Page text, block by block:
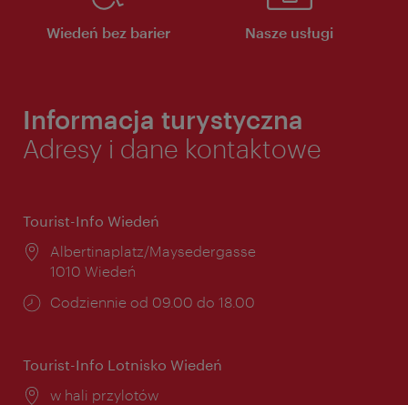
Wiedeń bez barier Nasze usługi
Informacja turystyczna
Adresy i dane kontaktowe
Tourist-Info Wiedeń
Miejsce:
Albertinaplatz/Maysedergasse
1010 Wiedeń
Godziny
Codziennie od 09.00 do 18.00
Tourist-Info Lotnisko Wiedeń
Miejsce:
w hali przylotów